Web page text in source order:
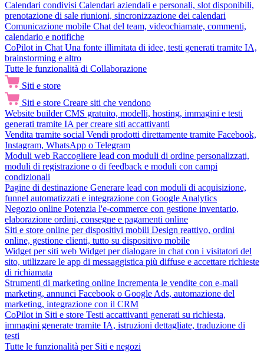
Calendari condivisi Calendari aziendali e personali, slot disponibili,
prenotazione di sale riunioni, sincronizzazione dei calendari
Comunicazione mobile Chat del team, videochiamate, commenti,
calendario e notifiche
CoPilot in Chat Una fonte illimitata di idee, testi generati tramite IA,
brainstorming e altro
Tutte le funzionalità di Collaborazione
Siti e store
Siti e store Creare siti che vendono
Website builder CMS gratuito, modelli, hosting, immagini e testi
generati tramite IA per creare siti accattivanti
Vendita tramite social Vendi prodotti direttamente tramite Facebook,
Instagram, WhatsApp o Telegram
Moduli web Raccogliere lead con moduli di ordine personalizzati,
moduli di registrazione o di feedback e moduli con campi
condizionali
Pagine di destinazione Generare lead con moduli di acquisizione,
funnel automatizzati e integrazione con Google Analytics
Negozio online Potenzia l'e-commerce con gestione inventario,
elaborazione ordini, consegne e pagamenti online
Siti e store online per dispositivi mobili Design reattivo, ordini
online, gestione clienti, tutto su dispositivo mobile
Widget per siti web Widget per dialogare in chat con i visitatori del
sito, utilizzare le app di messaggistica più diffuse e accettare richieste
di richiamata
Strumenti di marketing online Incrementa le vendite con e-mail
marketing, annunci Facebook o Google Ads, automazione del
marketing, integrazione con il CRM
CoPilot in Siti e store Testi accattivanti generati su richiesta,
immagini generate tramite IA, istruzioni dettagliate, traduzione di
testi
Tutte le funzionalità per Siti e negozi